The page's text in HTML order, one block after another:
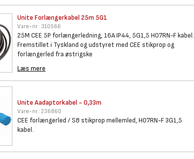
Unite Forlængerkabel 25m 5G1
Vare-nr.: 310566
25M CEE 5P forlængerledning, 16A IP44, 5G1,5 H07RN-F kabel.
Fremstillet i Tyskland og udstyret med CEE stikprop og
forlængerled fra østrigske
Læs mere
Unite Aadaptorkabel - 0,33m
Vare-nr.: 236860
CEE forlængerled / S8 stikprop mellemled, H07RN-F 3G1,5
kabel.